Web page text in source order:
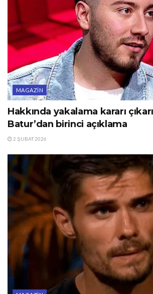
MAGAZIN
Hakkında yakalama kararı
Batur’dan birinci açıklama
2 ŞUBAT 2026